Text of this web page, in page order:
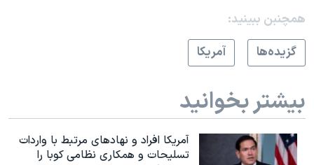
همچنبن ببینید:
گزيده‌ها
آمريکا
بیشتر بخوانید
آمریکا افراد و نهادهای مرتبط با واردات
تسلیحات و همکاری نظامی کوبا را